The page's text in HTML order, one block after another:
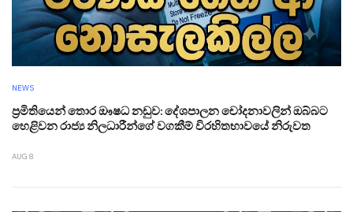
NEWS
ප්‍රමිතියෙන් තොර ඖෂධ නඩුව: දේශපාලන චෝදනාවලින් ඔබ්බට
හෙළිවන රාජ්‍ය නිලධාරීන්ගේ වගකීම් විරහිතභාවයේ නිරුවත
AUG 8